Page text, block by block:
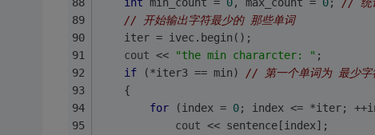
// 开始输出字符最少的 那些单词
    iter = ivec.begin();
cout << "the min chararcter: " ;
if (*iter3 == min) // 第一个单词为 最少字
    {
for (index = 0; index <= *iter;
cout << sentence[index];